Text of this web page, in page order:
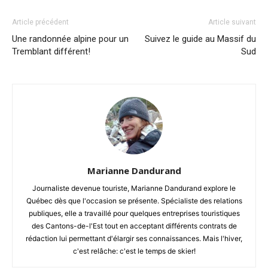
Article précédent
Une randonnée alpine pour un
Tremblant différent!
Article suivant
Suivez le guide au Massif du
Sud
Marianne Dandurand
Journaliste devenue touriste, Marianne Dandurand explore le
Québec dès que l'occasion se présente. Spécialiste des relations
publiques, elle a travaillé pour quelques entreprises touristiques
des Cantons-de-l'Est tout en acceptant différents contrats de
rédaction lui permettant d'élargir ses connaissances. Mais l'hiver,
c'est relâche: c'est le temps de skier!